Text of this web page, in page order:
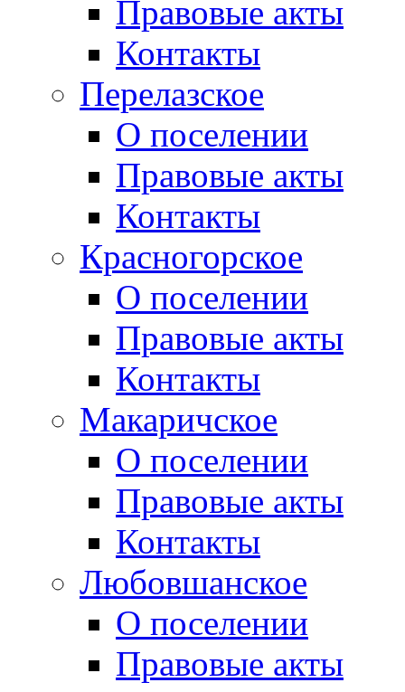
Правовые акты
Контакты
Перелазское
О поселении
Правовые акты
Контакты
Красногорское
О поселении
Правовые акты
Контакты
Макаричское
О поселении
Правовые акты
Контакты
Любовшанское
О поселении
Правовые акты